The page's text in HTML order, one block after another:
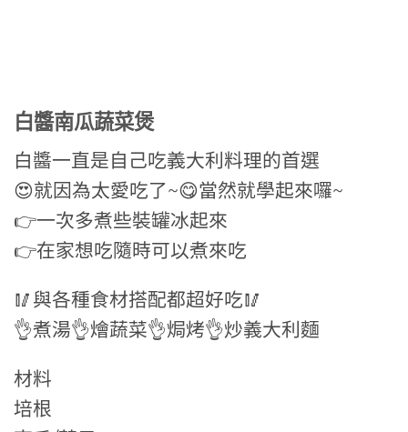
白醬南瓜蔬菜煲
白醬一直是自己吃義大利料理的首選
😍就因為太愛吃了~😋當然就學起來囉~
👉一次多煮些裝罐冰起來
👉在家想吃隨時可以煮來吃
🥢與各種食材搭配都超好吃🥢
👌煮湯👌燴蔬菜👌焗烤👌炒義大利麵
材料
培根